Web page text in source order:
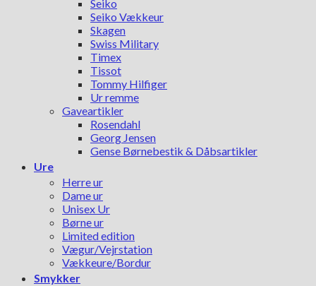
Seiko
Seiko Vækkeur
Skagen
Swiss Military
Timex
Tissot
Tommy Hilfiger
Ur remme
Gaveartikler
Rosendahl
Georg Jensen
Gense Børnebestik & Dåbsartikler
Ure
Herre ur
Dame ur
Unisex Ur
Børne ur
Limited edition
Vægur/Vejrstation
Vækkeure/Bordur
Smykker